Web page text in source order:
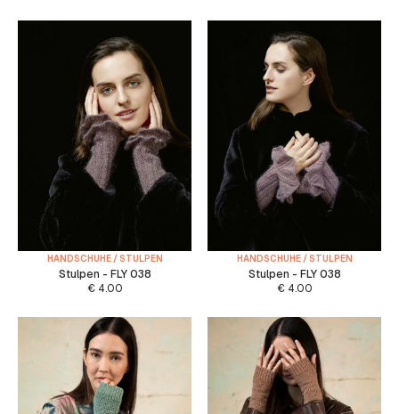
HANDSCHUHE / STULPEN
Stulpen - FLY 038
€4.00
HANDSCHUHE / STULPEN
Stulpen - FLY 038
€4.00